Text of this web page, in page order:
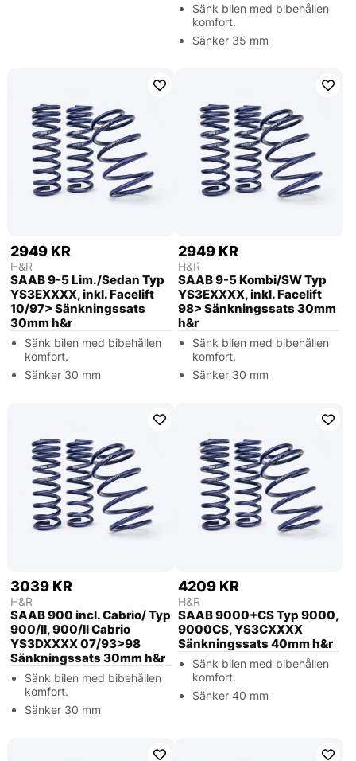
Sänk bilen med bibehållen
komfort.
Sänker 35 mm
2949 KR
H&R
SAAB 9-5 Lim./Sedan Typ
YS3EXXXX, inkl. Facelift
10/97> Sänkningssats
30mm h&r
Sänk bilen med bibehållen
komfort.
Sänker 30 mm
2949 KR
H&R
SAAB 9-5 Kombi/SW Typ
YS3EXXXX, inkl. Facelift
98> Sänkningssats 30mm
h&r
Sänk bilen med bibehållen
komfort.
Sänker 30 mm
3039 KR
H&R
SAAB 900 incl. Cabrio/ Typ
900/II, 900/II Cabrio
YS3DXXXX 07/93>98
Sänkningssats 30mm h&r
Sänk bilen med bibehållen
komfort.
Sänker 30 mm
4209 KR
H&R
SAAB 9000+CS Typ 9000,
9000CS, YS3CXXXX
Sänkningssats 40mm h&r
Sänk bilen med bibehållen
komfort.
Sänker 40 mm